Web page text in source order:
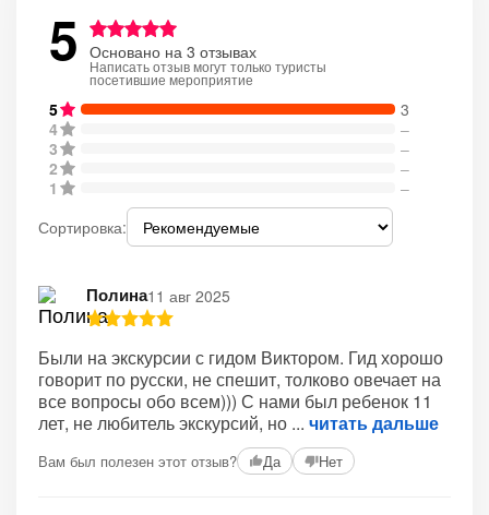
5 Основано на 3 отзывах
Написать отзыв могут только туристы
посетившие мероприятие
5
3
4
–
3
–
2
–
1
–
Сортировка:
Полина11 авг 2025
Были на экскурсии с гидом Виктором. Гид хорошо
говорит по русски, не спешит, толково овечает на
все вопросы обо всем))) С нами был ребенок 11
лет, не любитель экскурсий, но
читать дальше
Вам был полезен этот отзыв? Да Нет